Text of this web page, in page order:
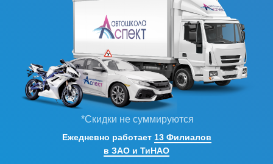
*Скидки не суммируются
Ежедневно работает 13 Филиалов
в ЗАО и ТиНАО